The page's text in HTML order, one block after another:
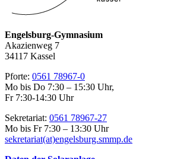
Engelsburg-Gymnasium
Akazienweg 7
34117 Kassel
Pforte: 0561 78967-0
Mo bis Do 7:30 – 15:30 Uhr,
Fr 7:30-14:30 Uhr
Sekretariat: 0561 78967-27
Mo bis Fr 7:30 – 13:30 Uhr
sekretariat(at)engelsburg.smmp.de